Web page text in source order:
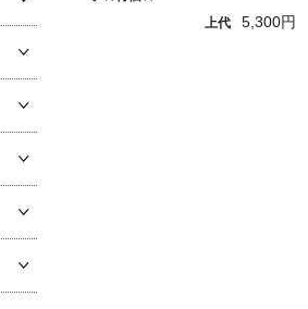
上代
5,300円